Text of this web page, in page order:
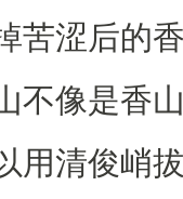
苦涩后的
不像是香
用清俊峭